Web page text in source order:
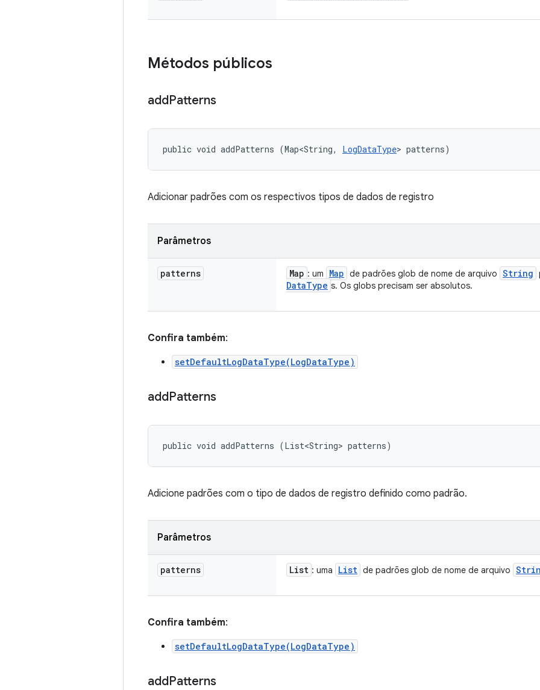
Métodos públicos
addPatterns
public void addPatterns (Map<String, LogDataType> patterns)
Adicionar padrões com os respectivos tipos de dados de registro
Parâmetros
patterns Map : um Map de padrões glob de nome de arquivo String
DataType s. Os globs precisam ser absolutos.
Confira também:
setDefaultLogDataType(LogDataType)
addPatterns
public void addPatterns (List<String> patterns)
Adicione padrões com o tipo de dados de registro definido como padrão.
Parâmetros
patterns List : uma List de padrões glob de nome de arquivo
Confira também:
setDefaultLogDataType(LogDataType)
addPatterns